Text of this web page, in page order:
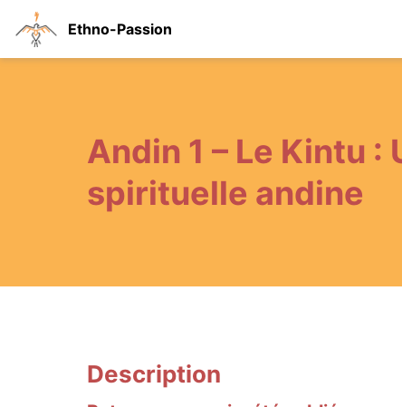
Ethno-Passion
Andin 1 – Le Kintu
spirituelle andine
Description